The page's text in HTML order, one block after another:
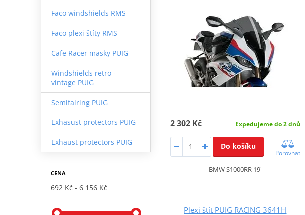
Faco windshields RMS
Faco plexi štíty RMS
Cafe Racer masky PUIG
Windshields retro -
vintage PUIG
Semifairing PUIG
Exhasust protectors PUIG
Exhaust protectors PUIG
CENA
692 Kč 6 156 Kč
2 302 Kč Expedujeme do 2 dnů
Do košíku
Porovnat
BMW S1000RR 19'
Plexi štít PUIG RACING 3641H